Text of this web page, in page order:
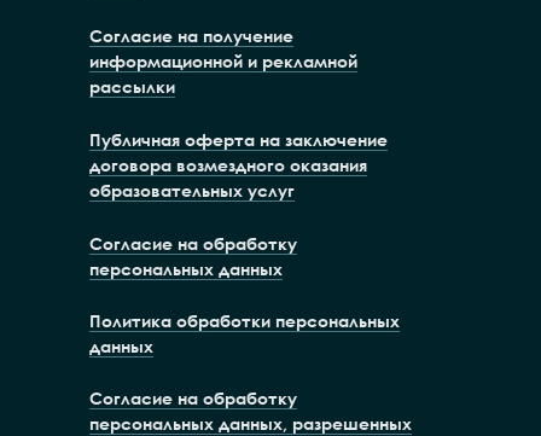
Публичная оферта на заключение
договора возмездного оказания
образовательных услуг
Политика обработки персональных
данных
Согласие на обработку
персональных данных
Согласие на получение
информационной и рекламной
рассылки
Согласие на обработку
персональных данных, разрешенных